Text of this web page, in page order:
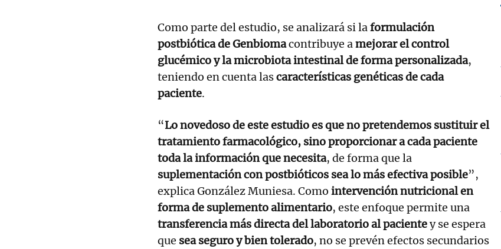
Como parte del estudio, se analizará si laformulación
postbiótica de Genbiomacontribuye amejorar el control
glucémico y la microbiota intestinal de forma personalizada,
teniendo en cuenta lascaracterísticas genéticas de cada
paciente.
“Lo novedoso de este estudio es que no pretendemos sustituir el
tratamiento farmacológico, sino proporcionar a cada paciente
toda la información que necesita, de forma que la
suplementación con postbióticos sea lo más efectiva posible”,
explica González Muniesa. Como intervención nutricional en
forma de suplemento alimentario, este enfoque permite una
transferencia más directa del laboratorio al pacientey se espera
que sea seguro y bien tolerado, no se prevén efectos secundarios